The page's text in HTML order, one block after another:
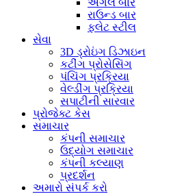
એંગલ બાર
રાઉન્ડ બાર
ફ્લેટ સ્ટીલ
સેવા
3D ડ્રોઇંગ ડિઝાઇન
કટીંગ પ્રોસેસિંગ
પંચિંગ પ્રક્રિયા
વેલ્ડીંગ પ્રક્રિયા
સપાટીની સારવાર
પ્રોજેક્ટ કેસ
સમાચાર
કંપની સમાચાર
ઉદ્યોગ સમાચાર
કંપની કલ્યાણ
પ્રદર્શન
અમારો સંપર્ક કરો